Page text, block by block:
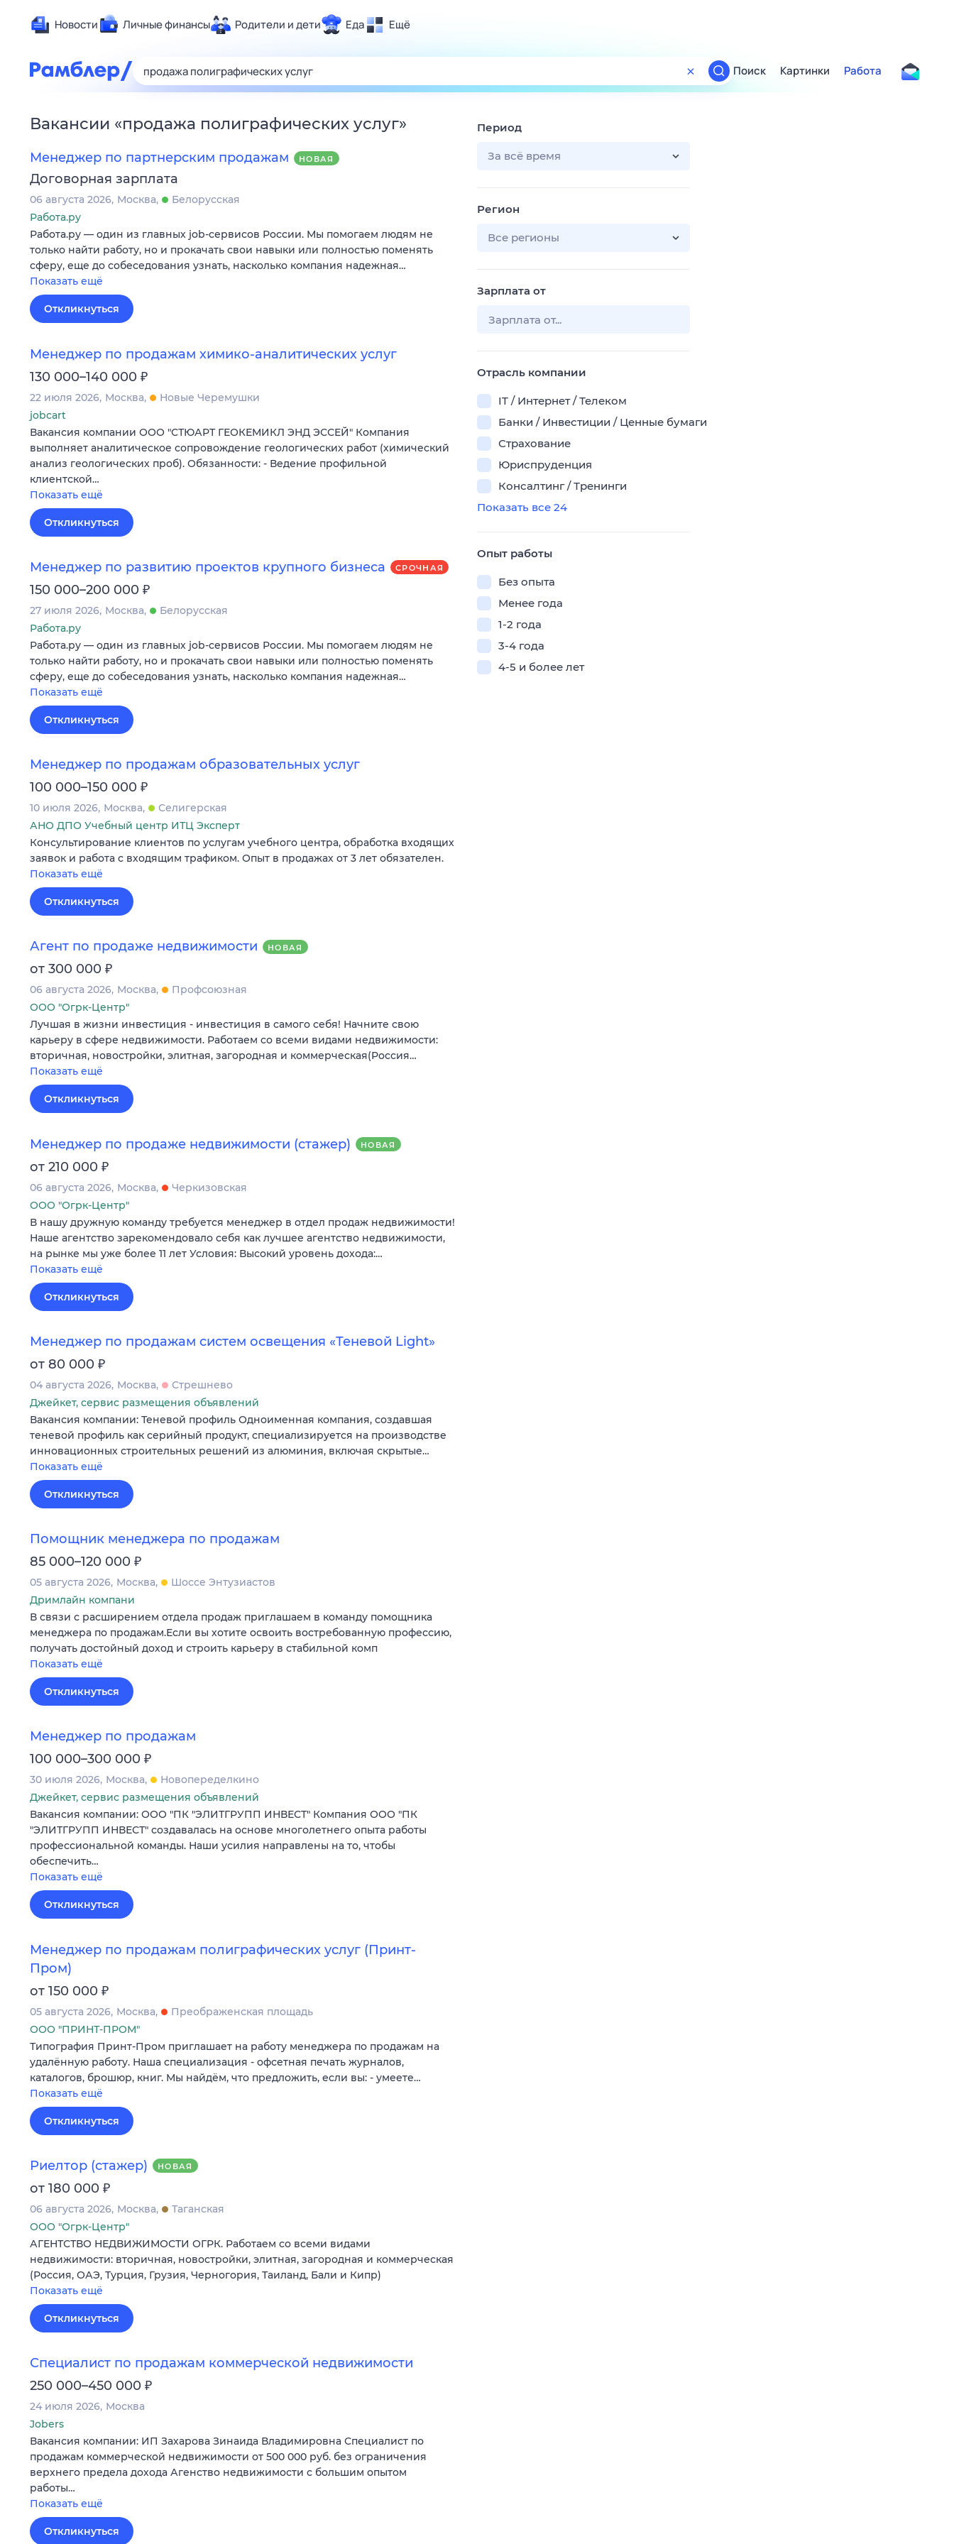
Новости Личные финансы Родители и дети Еда Ещё
Здоровье
Развлечения и отдых
Спорт
Карьера
Сберегаем вместе
Поиск
ТВ-программа
Поиск Картинки Работа
Вакансии «продажа полиграфических услуг»
Менеджер по партнерским продажам НОВАЯ
Договорная зарплата
06 августа 2026 Москва
Белорусская
Работа.ру
Работа.ру — один из главных job-сервисов России. Мы помогаем людям не
только найти работу, но и прокачать свои навыки или полностью поменять
сферу, еще до собеседования узнать, насколько компания надежная…
Показать ещё
Откликнуться
Менеджер по продажам химико-аналитических услуг
130 000–140 000 ₽
22 июля 2026 Москва
Новые Черемушки
jobcart
Вакансия компании ООО "СТЮАРТ ГЕОКЕМИКЛ ЭНД ЭССЕЙ" Компания
выполняет аналитическое сопровождение геологических работ (химический
анализ геологических проб). Обязанности: - Ведение профильной
клиентской…
Показать ещё
Откликнуться
Менеджер по развитию проектов крупного бизнеса СРОЧНАЯ
150 000–200 000 ₽
27 июля 2026 Москва
Белорусская
Работа.ру
Работа.ру — один из главных job-сервисов России. Мы помогаем людям не
только найти работу, но и прокачать свои навыки или полностью поменять
сферу, еще до собеседования узнать, насколько компания надежная…
Показать ещё
Откликнуться
Менеджер по продажам образовательных услуг
100 000–150 000 ₽
10 июля 2026 Москва
Селигерская
АНО ДПО Учебный центр ИТЦ Эксперт
Консультирование клиентов по услугам учебного центра, обработка входящих
заявок и работа с входящим трафиком. Опыт в продажах от 3 лет обязателен.
Показать ещё
Откликнуться
Агент по продаже недвижимости НОВАЯ
от 300 000 ₽
06 августа 2026 Москва
Профсоюзная
ООО "Огрк-Центр"
Лучшая в жизни инвестиция - инвестиция в самого себя! Начните свою
карьеру в сфере недвижимости. Работаем со всеми видами недвижимости:
вторичная, новостройки, элитная, загородная и коммерческая(Россия…
Показать ещё
Откликнуться
Менеджер по продаже недвижимости (стажер) НОВАЯ
от 210 000 ₽
06 августа 2026 Москва
Черкизовская
ООО "Огрк-Центр"
В нашу дружную команду требуется менеджер в отдел продаж недвижимости!
Наше агентство зарекомендовало себя как лучшее агентство недвижимости,
на рынке мы уже более 11 лет Условия: Высокий уровень дохода:…
Показать ещё
Откликнуться
Менеджер по продажам систем освещения «Теневой Light»
от 80 000 ₽
04 августа 2026 Москва
Стрешнево
Джейкет, сервис размещения объявлений
Вакансия компании: Теневой профиль Одноименная компания, создавшая
теневой профиль как серийный продукт, специализируется на производстве
инновационных строительных решений из алюминия, включая скрытые…
Показать ещё
Откликнуться
Помощник менеджера по продажам
85 000–120 000 ₽
05 августа 2026 Москва
Шоссе Энтузиастов
Дримлайн компани
В связи с расширением отдела продаж приглашаем в команду помощника
менеджера по продажам.Если вы хотите освоить востребованную профессию,
получать достойный доход и строить карьеру в стабильной комп
Показать ещё
Откликнуться
Менеджер по продажам
100 000–300 000 ₽
30 июля 2026 Москва
Новопеределкино
Джейкет, сервис размещения объявлений
Вакансия компании: ООО "ПК "ЭЛИТГРУПП ИНВЕСТ" Компания ООО "ПК
"ЭЛИТГРУПП ИНВЕСТ" создавалась на основе многолетнего опыта работы
профессиональной команды. Наши усилия направлены на то, чтобы
обеспечить…
Показать ещё
Откликнуться
Менеджер по продажам полиграфических услуг (Принт-
Пром)
от 150 000 ₽
05 августа 2026 Москва
Преображенская площадь
ООО "ПРИНТ-ПРОМ"
Типография Принт-Пром приглашает на работу менеджера по продажам на
удалённую работу. Наша специализация - офсетная печать журналов,
каталогов, брошюр, книг. Мы найдём, что предложить, если вы: - умеете…
Показать ещё
Откликнуться
Риелтор (стажер) НОВАЯ
от 180 000 ₽
06 августа 2026 Москва
Таганская
ООО "Огрк-Центр"
АГЕНТСТВО НЕДВИЖИМОСТИ ОГРК. Работаем со всеми видами
недвижимости: вторичная, новостройки, элитная, загородная и коммерческая
(Россия, ОАЭ, Турция, Грузия, Черногория, Таиланд, Бали и Кипр)
Показать ещё
Откликнуться
Специалист по продажам коммерческой недвижимости
250 000–450 000 ₽
24 июля 2026 Москва
Jobers
Вакансия компании: ИП Захарова Зинаида Владимировна Специалист по
продажам коммерческой недвижимости от 500 000 руб. без ограничения
верхнего предела дохода Агенство недвижимости с большим опытом
работы…
Показать ещё
Откликнуться
Период
За всё время
Регион
Все регионы
Зарплата от
Отрасль компании
IT / Интернет / Телеком
Банки / Инвестиции / Ценные бумаги
Страхование
Юриспруденция
Консалтинг / Тренинги
Показать все 24
Опыт работы
Без опыта
Менее года
1-2 года
3-4 года
4-5 и более лет